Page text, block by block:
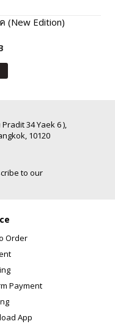
(New Edition)
34 Yaek 6 ),
10120
to our
Order
Payment
App